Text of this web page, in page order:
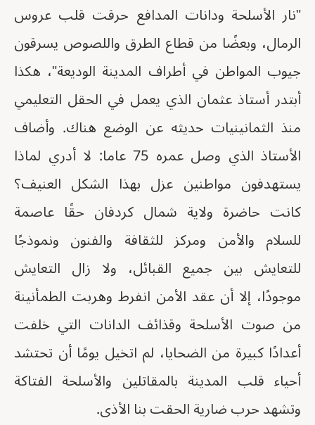
"نار الأسلحة ودانات المدافع حرقت قلب عروس
الرمال، وبعضًا من قطاع الطرق واللصوص يسرقون
جيوب المواطن في أطراف المدينة الوديعة"، هكذا
أبتدر أستاذ عثمان الذي يعمل في الحقل التعليمي
منذ الثمانينيات حديثه عن الوضع هناك. وأضاف
الأستاذ الذي وصل عمره 75 عاما: لا أدري لماذا
يستهدفون مواطنين عزل بهذا الشكل العنيف؟
كانت حاضرة ولاية شمال كردفان حقًا عاصمة
للسلام والأمن ومركز للثقافة والفنون ونموذجًا
للتعايش بين جميع القبائل، ولا زال التعايش
موجودًا، إلا أن عقد الأمن انفرط وهربت الطمأنينة
من صوت الأسلحة وقذائف الدانات التي خلفت
أعدادًا كبيرة من الضحايا، لم اتخيل يومًا أن تحتشد
أحياء قلب المدينة بالمقاتلين والأسلحة الفتاكة
وتشهد حرب ضارية الحقت بنا الأذى.